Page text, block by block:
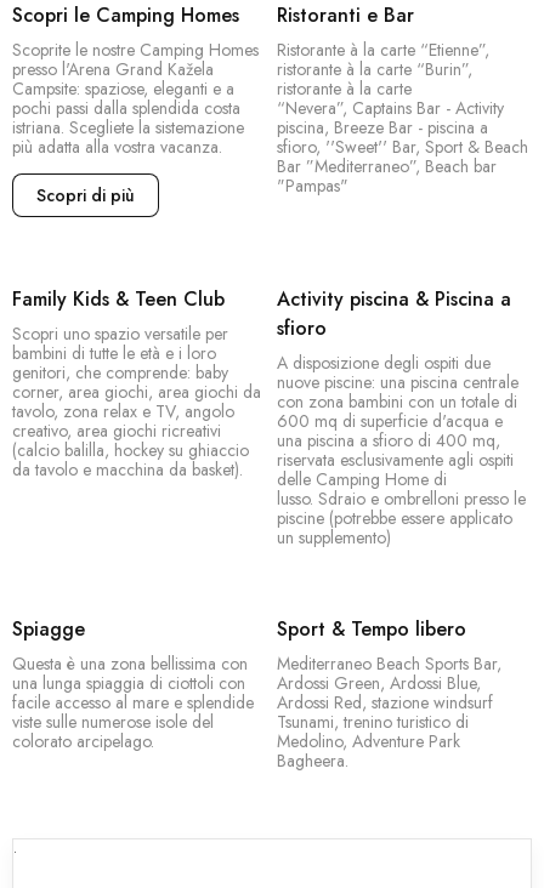
servizi come TV, cucina attrezzata e bagno privato
con doccia. Il campeggio dispone di due nuove
piscine: una piscina centrale con una propria area per
bambini e una lussuosa piscina a sfioro di 400 metri
quadrati. Per finire, c'è una vasta gamma di campi da
gioco per l'intrattenimento e lo sport.
Scopri le Camping Homes
Scoprite le nostre Camping Homes
presso l'Arena Grand Kažela
Campsite: spaziose, eleganti e a
pochi passi dalla splendida costa
istriana. Scegliete la sistemazione
più adatta alla vostra vacanza.
Scopri di più
Ristoranti e Bar
Ristorante à la carte “Etienne”,
ristorante à la carte “Burin”,
ristorante à la carte
“Nevera”, Captains Bar - Activity
piscina, Breeze Bar - piscina a
sfioro, ''Sweet'' Bar, Sport & Beach
Bar ”Mediterraneo”, Beach bar
"Pampas"
Family Kids & Teen Club
Scopri uno spazio versatile per
bambini di tutte le età e i loro
genitori, che comprende: baby
corner, area giochi, area giochi da
tavolo, zona relax e TV, angolo
creativo, area giochi ricreativi
(calcio balilla, hockey su ghiaccio
da tavolo e macchina da basket).
Activity piscina & Piscina a
sfioro
A disposizione degli ospiti due
nuove piscine: una piscina centrale
con zona bambini con un totale di
600 mq di superficie d'acqua e
una piscina a sfioro di 400 mq,
riservata esclusivamente agli ospiti
delle Camping Home di
lusso. Sdraio e ombrelloni presso le
piscine (potrebbe essere applicato
un supplemento)
Spiagge
Questa è una zona bellissima con
una lunga spiaggia di ciottoli con
facile accesso al mare e splendide
viste sulle numerose isole del
colorato arcipelago.
Sport & Tempo libero
Mediterraneo Beach Sports Bar,
Ardossi Green, Ardossi Blue,
Ardossi Red, stazione windsurf
Tsunami, trenino turistico di
Medolino, Adventure Park
Bagheera.
.